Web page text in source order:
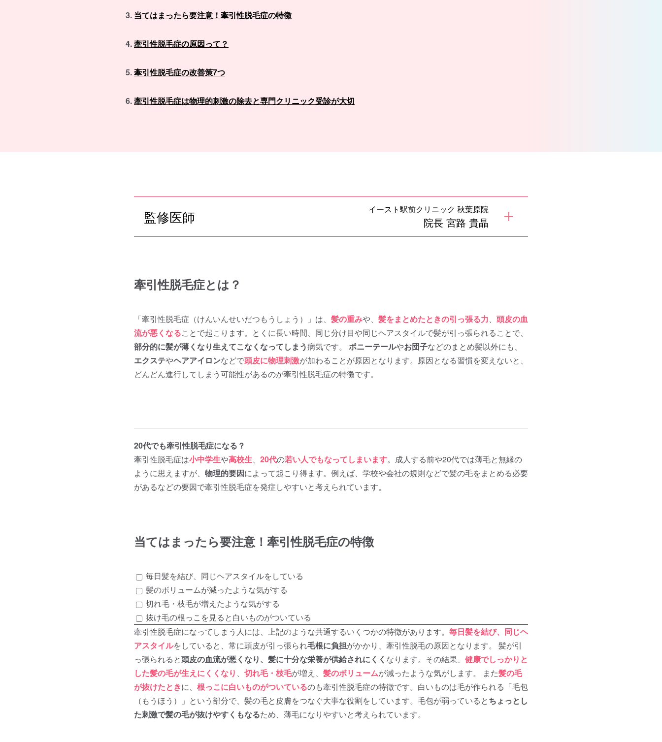
当てはまったら要注意！牽引性脱毛症の特徴
牽引性脱毛症の原因って？
牽引性脱毛症の改善策7つ
牽引性脱毛症は物理的刺激の除去と専門クリニック受診が大切
監修医師 イースト駅前クリニック 秋葉原院
院長 宮路 貴晶
牽引性脱毛症とは？
「牽引性脱毛症（けんいんせいだつもうしょう）」は、 髪の重みや、 髪をまとめたときの引っ張る力、 頭皮の血
流が悪くなることで起こります。とくに長い時間、同じ分け目や同じヘアスタイルで髪が引っ張られることで、
部分的に髪が薄くなり生えてこなくなってしまう病気です。 ポニーテールやお団子などのまとめ髪以外にも、
エクステやヘアアイロンなどで頭皮に物理刺激が加わることが原因となります。原因となる習慣を変えないと、
どんどん進行してしまう可能性があるのが牽引性脱毛症の特徴です。
20代でも牽引性脱毛症になる？
牽引性脱毛症は小中学生や高校生、 20代の若い人でもなってしまいます。成人する前や20代では薄毛と無縁の
ように思えますが、 物理的要因によって起こり得ます。例えば、学校や会社の規則などで髪の毛をまとめる必要
があるなどの要因で牽引性脱毛症を発症しやすいと考えられています。
当てはまったら要注意！牽引性脱毛症の特徴
毎日髪を結び、同じヘアスタイルをしている
髪のボリュームが減ったような気がする
切れ毛・枝毛が増えたような気がする
抜け毛の根っこを見ると白いものがついている
牽引性脱毛症になってしまう人には、上記のような共通するいくつかの特徴があります。 毎日髪を結び、同じヘ
アスタイルをしていると、常に頭皮が引っ張られ毛根に負担がかかり、牽引性脱毛の原因となります。 髪が引
っ張られると頭皮の血流が悪くなり、髪に十分な栄養が供給されにくく なります。その結果、 健康でしっかりと
した髪の毛が生えにくくなり 、 切れ毛・枝毛が増え、 髪のボリュームが減ったような気がします。 また髪の毛
が抜けたときに、 根っこに白いものがついているのも牽引性脱毛症の特徴です。白いものは毛が作られる「毛包
（もうほう）」という部分で、髪の毛と皮膚をつなぐ大事な役割をしています。毛包が弱っているとちょっとし
た刺激で髪の毛が抜けやすくもなるため、薄毛になりやすいと考えられています。